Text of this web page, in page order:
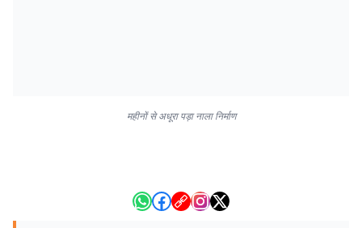
महीनों से अधूरा पड़ा नाला निर्माण